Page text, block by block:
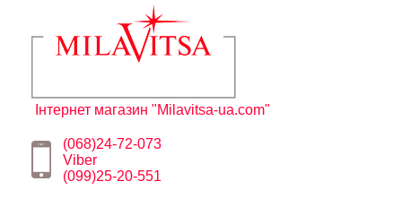
Інтернет магазин "Milavitsa-ua.com"
(068)24-72-073
Viber
(099)25-20-551